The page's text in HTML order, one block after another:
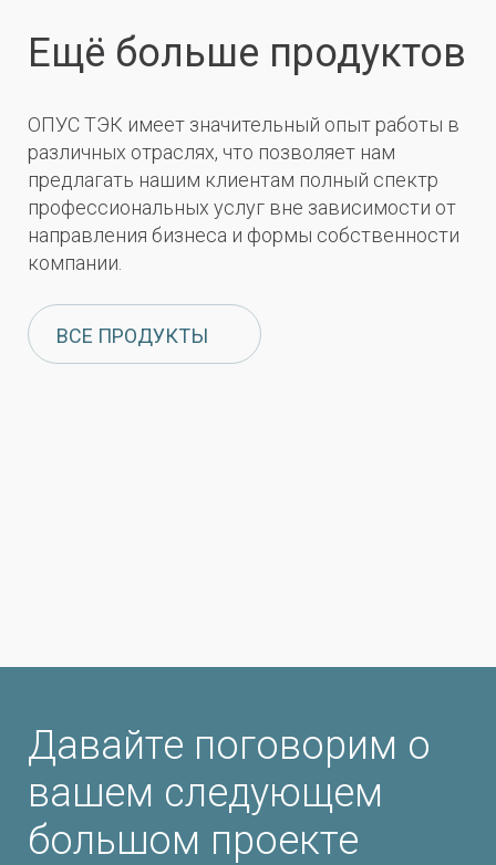
Ещё больше продуктов
ОПУС ТЭК имеет значительный опыт работы в
различных отраслях, что позволяет нам
предлагать нашим клиентам полный спектр
профессиональных услуг вне зависимости от
направления бизнеса и формы собственности
компании.
ВСЕ ПРОДУКТЫ
Давайте поговорим о
вашем следующем
большом проекте